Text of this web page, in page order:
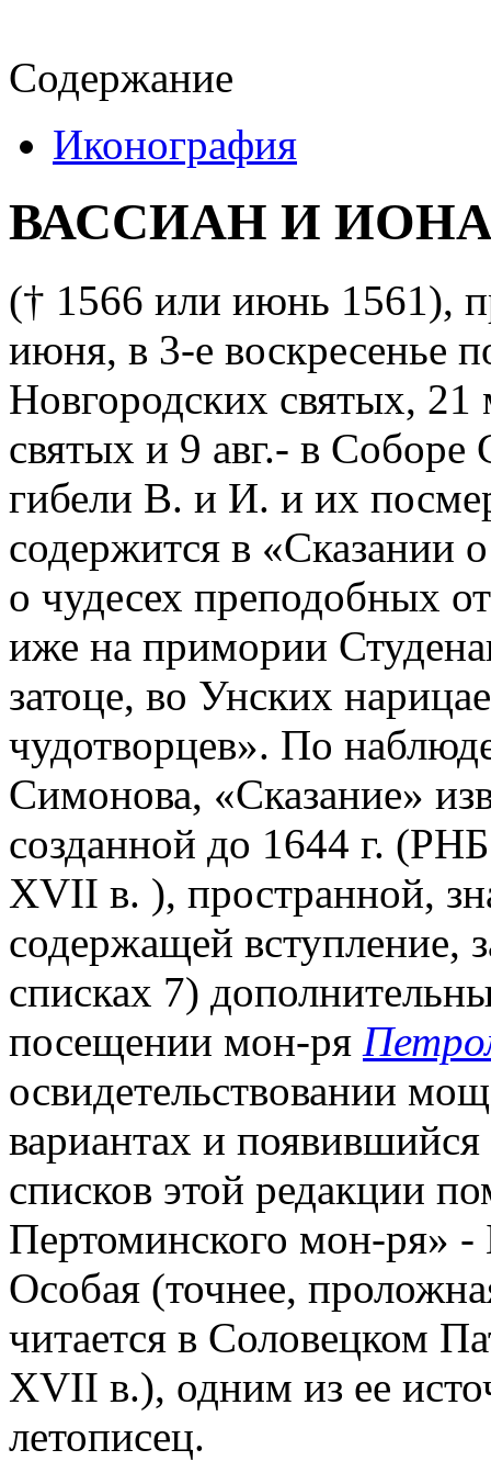
Содержание
Иконография
ВАССИАН И
(† 1566 или июнь 1561),
июня, в 3-е воскресенье
Новгородских святых,
святых и 9 авг.- в Соборе
гибели В. и И. и их
содержится в «Сказании
о чудесех преподобных
иже на примории
затоце, во Унских
чудотворцев». По
Симонова, «Сказание»
созданной до 1644 г.
XVII в. ), пространной,
содержащей вступление,
списках 7)
посещении мон-ря
освидетельствовании
вариантах и
списков этой редакции
Пертоминского мон-ря»
Особая (точнее,
читается в Соловецком
XVII в.), одним из ее
летописец.